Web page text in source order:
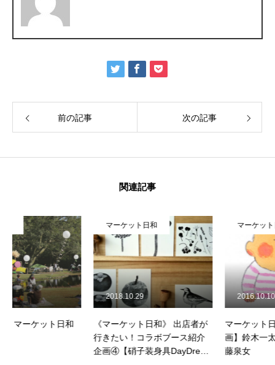
前の記事 次の記事
関連記事
マーケット日和
《マーケット日和》 出店者が
行きたい！コラボブース紹介
企画④【硝子装身具DayDream
2018.10.29
マーケット日和
マーケット日和【特別連動企
画】鈴木一太郎/工藤ノリコ/遠
藤泉女
2016.10.10